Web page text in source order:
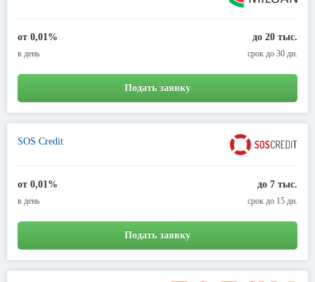
от 0,01%
в день
до 20 тыс.
срок до 30 дн.
Подать заявку
SOS Credit
от 0,01%
в день
до 7 тыс.
срок до 15 дн.
Подать заявку